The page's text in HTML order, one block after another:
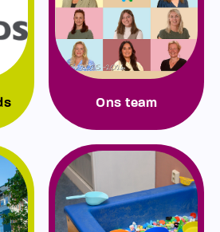
Ons team